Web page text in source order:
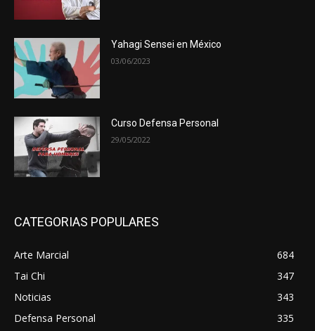
Yahagi Sensei en México
03/06/2023
Curso Defensa Personal
29/05/2022
CATEGORIAS POPULARES
Arte Marcial
684
Tai Chi
347
Noticias
343
Defensa Personal
335